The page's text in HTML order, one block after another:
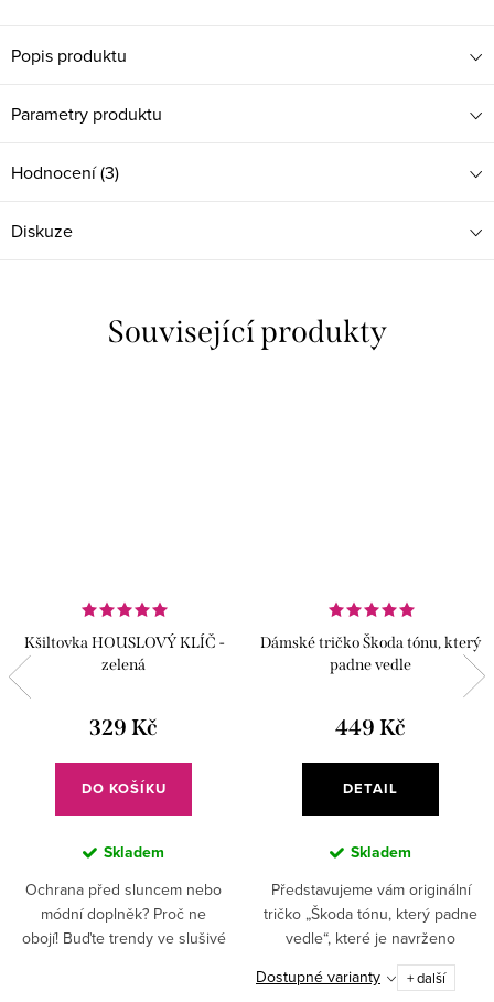
Popis produktu
Parametry produktu
Hodnocení (3)
Diskuze
Související produkty
Kšiltovka HOUSLOVÝ KLÍČ -
zelená
329 Kč
DO KOŠÍKU
Skladem
Ochrana před sluncem nebo
módní doplněk? Proč ne
obojí! Buďte trendy ve slušivé
Dámské tričko Škoda tónu, který
padne vedle
449 Kč
DETAIL
Skladem
Představujeme vám originální
tričko „Škoda tónu, který padne
vedle“, které je navrženo
speciálně pro hudebníky se
smyslem pro humor.✅ 100%
Dostupné varianty + další